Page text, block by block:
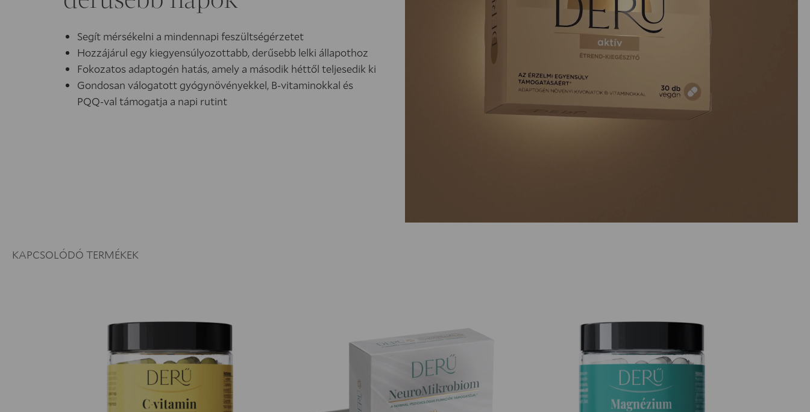
Segít mérsékelni a mindennapi feszültségérzetet
Hozzájárul egy kiegyensúlyozottabb, derűsebb lelki állapothoz
Fokozatos adaptogén hatás, amely a második héttől teljesedik ki
Gondosan válogatott gyógynövényekkel, B-vitaminokkal és
PQQ-val támogatja a napi rutint
KAPCSOLÓDÓ TERMÉKEK